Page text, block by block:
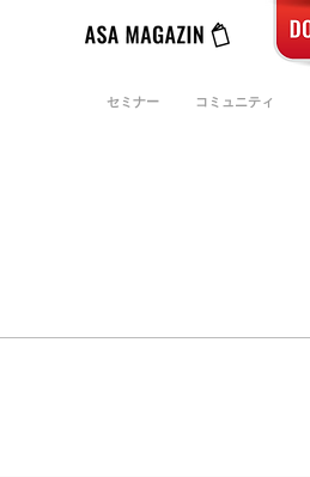
セミナー コミュニティ